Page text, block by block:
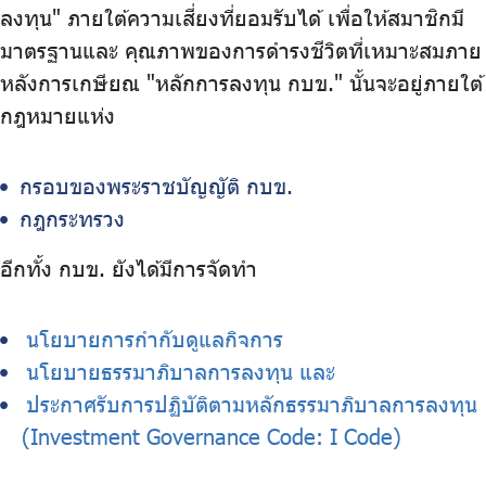
ลงทุน" ภายใต้ความเสี่ยงที่ยอมรับได้ เพื่อให้สมาชิกมี
มาตรฐานและ คุณภาพของการดำรงชีวิตที่เหมาะสมภาย
หลังการเกษียณ "หลักการลงทุน กบข." นั้นจะอยู่ภายใต้
กฎหมายแห่ง
กรอบของพระราชบัญญัติ กบข.
กฎกระทรวง
อีกทั้ง กบข. ยังได้มีการจัดทำ
นโยบายการกำกับดูแลกิจการ
นโยบายธรรมาภิบาลการลงทุน และ
ประกาศรับการปฏิบัติตามหลักธรรมาภิบาลการลงทุน
(Investment Governance Code: I Code)